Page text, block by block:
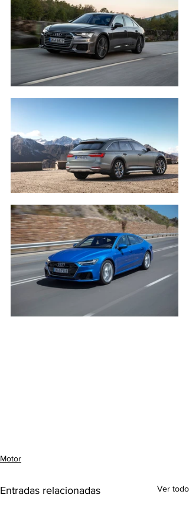
Motor
Entradas relacionadas Ver todo